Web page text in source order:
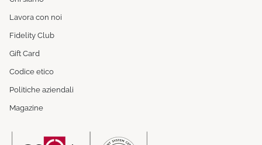
Lavora con noi
Fidelity Club
Gift Card
Codice etico
Politiche aziendali
Magazine